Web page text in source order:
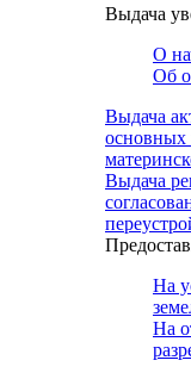
Выдача
О
Об
Выдача
основных
Выдача
На
На